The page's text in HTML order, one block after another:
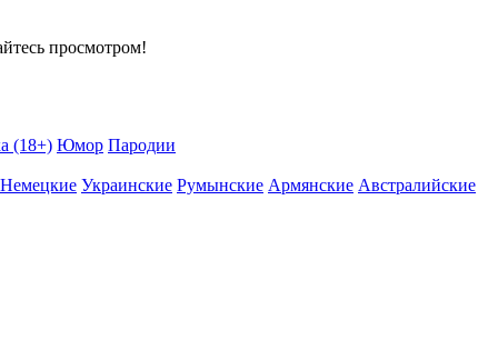
просмотром!
(18+) Юмор Пародии
Немецкие Украинские Румынские Армянские Австралийские